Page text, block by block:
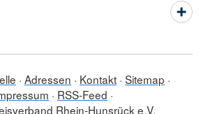
Adressen Kontakt Sitemap
RSS-Feed
Rhein-Hunsrück e.V.